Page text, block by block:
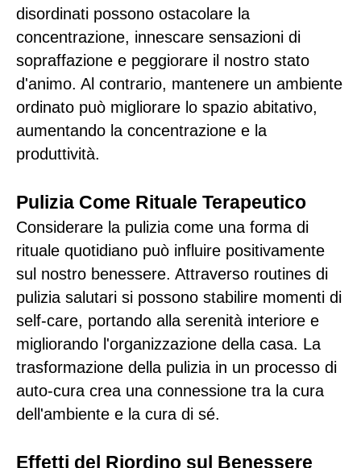
disordinati possono ostacolare la
concentrazione, innescare sensazioni di
sopraffazione e peggiorare il nostro stato
d'animo. Al contrario, mantenere un ambiente
ordinato può migliorare lo spazio abitativo,
aumentando la concentrazione e la
produttività.
Pulizia Come Rituale Terapeutico
Considerare la pulizia come una forma di
rituale quotidiano può influire positivamente
sul nostro benessere. Attraverso routines di
pulizia salutari si possono stabilire momenti di
self-care, portando alla serenità interiore e
migliorando l'organizzazione della casa. La
trasformazione della pulizia in un processo di
auto-cura crea una connessione tra la cura
dell'ambiente e la cura di sé.
Effetti del Riordino sul Benessere